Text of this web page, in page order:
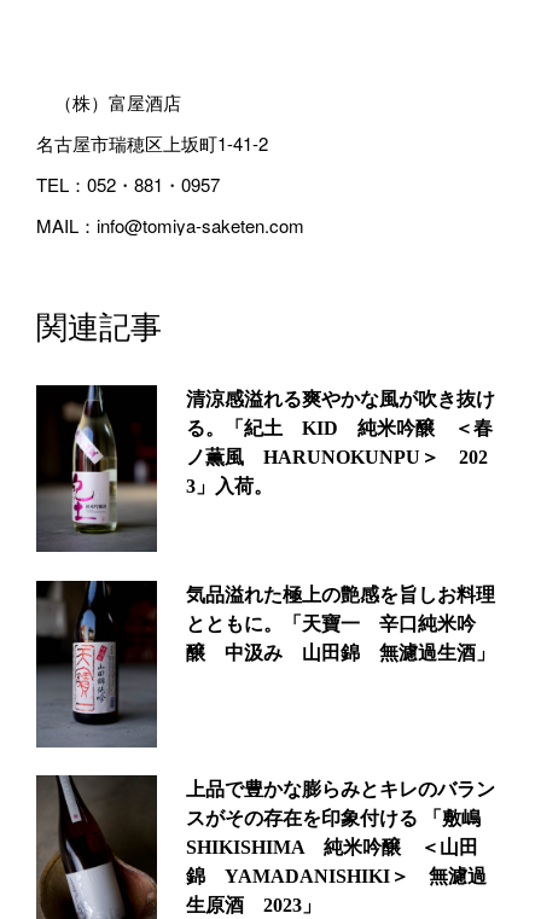
（株）富屋酒店
名古屋市瑞穂区上坂町1-41-2
TEL：052・881・0957
MAIL：info@tomiya-saketen.com
関連記事
清涼感溢れる爽やかな風が吹き抜け
る。「紀土 KID 純米吟醸 ＜春
ノ薫風 HARUNOKUNPU＞ 202
3」入荷。
気品溢れた極上の艶感を旨しお料理
とともに。「天寶一 辛口純米吟
醸 中汲み 山田錦 無濾過生酒」
上品で豊かな膨らみとキレのバラン
スがその存在を印象付ける 「敷嶋
SHIKISHIMA 純米吟醸 ＜山田
錦 YAMADANISHIKI＞ 無濾過
生原酒 2023」